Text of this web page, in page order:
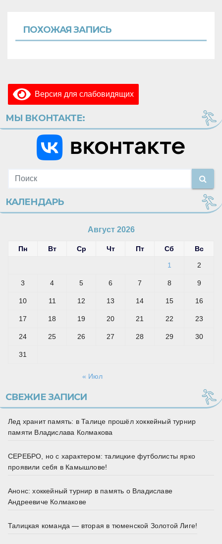
ПОХОЖАЯ ЗАПИСЬ
Версия для слабовидящих
МЫ ВКОНТАКТЕ:
КАЛЕНДАРЬ
Август 2026
Пн Вт Ср Чт Пт Сб Вс
1 2
3 4 5 6 7 8 9
10 11 12 13 14 15 16
17 18 19 20 21 22 23
24 25 26 27 28 29 30
31
« Июл
СВЕЖИЕ ЗАПИСИ
Лед хранит память: в Талице прошёл хоккейный турнир
памяти Владислава Колмакова
СЕРЕБРО, но с характером: талицкие футболисты ярко
проявили себя в Камышлове!
Анонс: хоккейный турнир в память о Владиславе
Андреевиче Колмакове
Талицкая команда — вторая в тюменской Золотой Лиге!